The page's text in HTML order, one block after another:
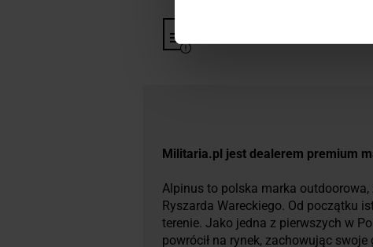
Militaria.pl jest dealerem premium
Alpinus to polska marka
Ryszarda Wareckiego. Od początku
terenie. Jako jedna z pierwszych w
powrócił na rynek, zachowując